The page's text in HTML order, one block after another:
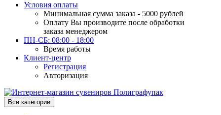
Условия оплаты
Минимальная сумма заказа - 5000 рублей
Оплату Вы производите после обработки
заказа менеджером
ПН-СБ: 08:00 - 18:00
Время работы
Клиент-центр
Регистрация
Авторизация
Все категории